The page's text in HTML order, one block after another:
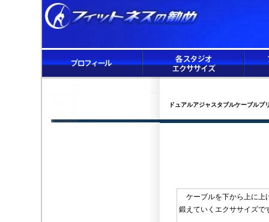
ドュアルアジャスタブルケーブルプ
ケーブルを下から上に
鍛えていくエクササイズ